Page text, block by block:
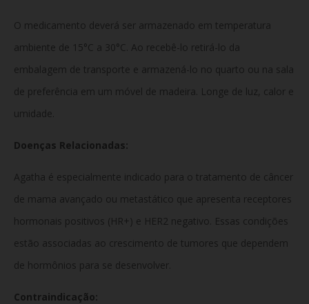
O medicamento deverá ser armazenado em temperatura
ambiente de 15°C a 30°C. Ao recebê-lo retirá-lo da
embalagem de transporte e armazená-lo no quarto ou na sala
de preferência em um móvel de madeira. Longe de luz, calor e
umidade.
Doenças Relacionadas:
Agatha é especialmente indicado para o tratamento de câncer
de mama avançado ou metastático que apresenta receptores
hormonais positivos (HR+) e HER2 negativo. Essas condições
estão associadas ao crescimento de tumores que dependem
de hormônios para se desenvolver.
Contraindicação: